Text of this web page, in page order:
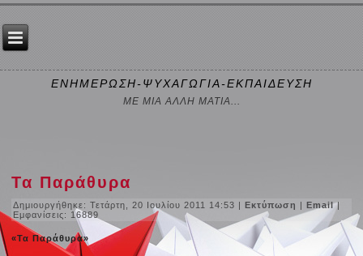
ΕΝΗΜΕΡΩΣΗ-ΨΥΧΑΓΩΓΙΑ-ΕΚΠΑΙΔΕΥΣΗ
ΜΕ ΜΙΑ ΑΛΛΗ ΜΑΤΙΑ...
Τα Παράθυρα
Δημιουργήθηκε: Τετάρτη, 20 Ιουλίου 2011 14:53 |Εκτύπωση |Email|
Εμφανίσεις: 16889
«Τα Παράθυρα»